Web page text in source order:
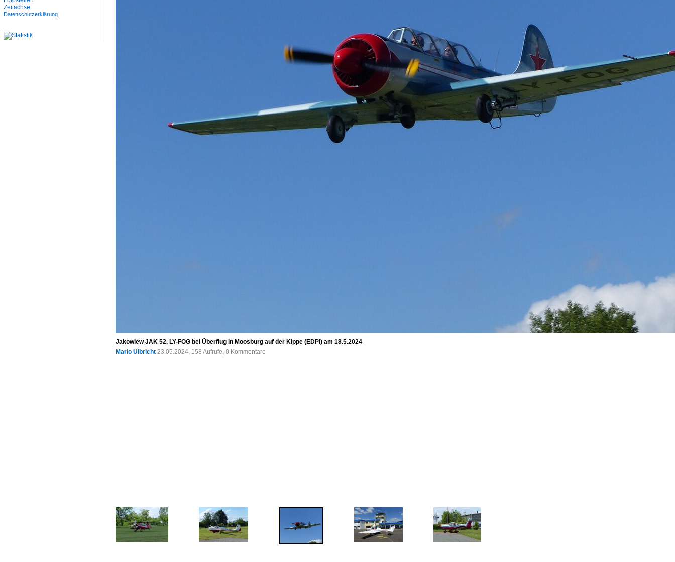
Jakowlew JAK 52, LY-FOG bei Überflug in Moosburg auf der Kippe (EDPI) am 18.5.2024
Mario Ulbricht 23.05.2024, 158 Aufrufe, 0 Kommentare
Zeitachse
Datenschutzerklärung